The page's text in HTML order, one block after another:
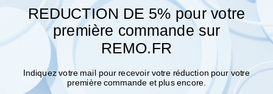
Alliages d’aluminium durs
Compatibilité machine
Utilisable avec toutes les machines équipées d’un mandrin
standard :
REDUCTION DE 5% pour votre
première commande sur
REMO.FR
Indiquez votre mail pour recevoir votre réduction pour votre
première commande et plus encore.